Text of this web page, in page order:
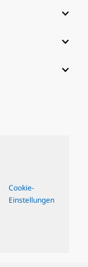
Cookie-
Einstellungen